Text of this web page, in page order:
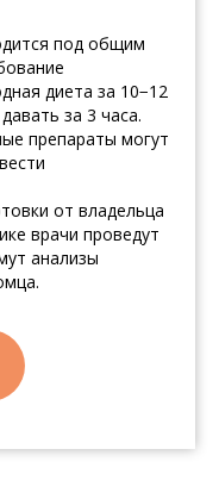
под общим
диета за 10−12
за 3 часа.
препараты могут
от владельца
врачи проведут
анализы